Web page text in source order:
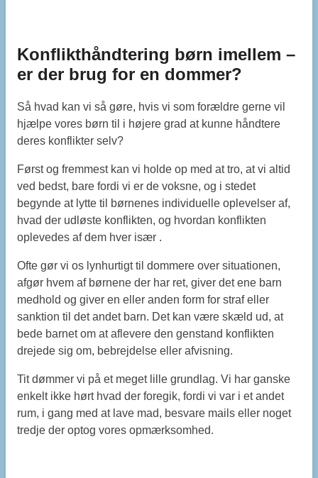
Konflikthåndtering børn imellem –
er der brug for en dommer?
Så hvad kan vi så gøre, hvis vi som forældre gerne vil
hjælpe vores børn til i højere grad at kunne håndtere
deres konflikter selv?
Først og fremmest kan vi holde op med at tro, at vi altid
ved bedst, bare fordi vi er de voksne, og i stedet
begynde at lytte til børnenes individuelle oplevelser af,
hvad der udløste konflikten, og hvordan konflikten
oplevedes af dem hver især .
Ofte gør vi os lynhurtigt til dommere over situationen,
afgør hvem af børnene der har ret, giver det ene barn
medhold og giver en eller anden form for straf eller
sanktion til det andet barn. Det kan være skæld ud, at
bede barnet om at aflevere den genstand konflikten
drejede sig om, bebrejdelse eller afvisning.
Tit dømmer vi på et meget lille grundlag. Vi har ganske
enkelt ikke hørt hvad der foregik, fordi vi var i et andet
rum, i gang med at lave mad, besvare mails eller noget
tredje der optog vores opmærksomhed.